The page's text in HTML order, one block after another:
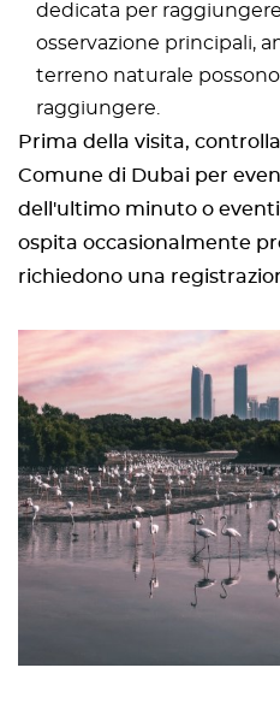
dedicata per
osservazione principali,
terreno naturale
raggiungere.
Prima della visita,
Comune di Dubai per
dell'ultimo minuto o
ospita occasionalmente
richiedono una